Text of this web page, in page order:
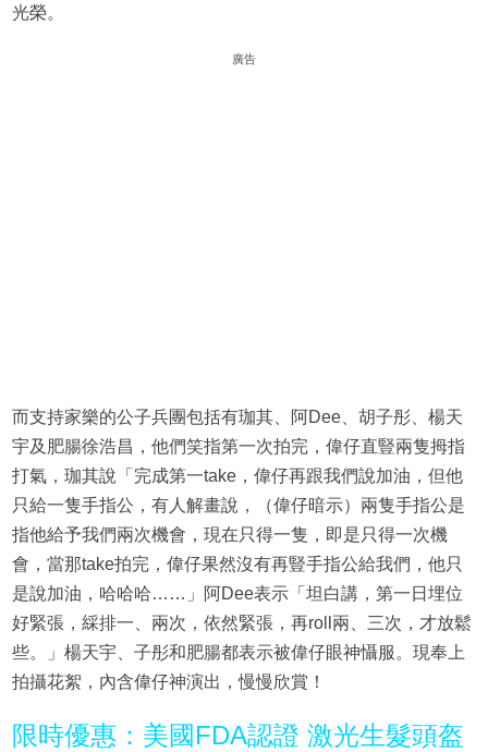
光榮。
廣告
而支持家樂的公子兵團包括有珈其、阿Dee、胡子彤、楊天
宇及肥腸徐浩昌，他們笑指第一次拍完，偉仔直豎兩隻拇指
打氣，珈其說「完成第一take，偉仔再跟我們說加油，但他
只給一隻手指公，有人解畫說，（偉仔暗示）兩隻手指公是
指他給予我們兩次機會，現在只得一隻，即是只得一次機
會，當那take拍完，偉仔果然沒有再豎手指公給我們，他只
是說加油，哈哈哈……」阿Dee表示「坦白講，第一日埋位
好緊張，綵排一、兩次，依然緊張，再roll兩、三次，才放鬆
些。」楊天宇、子彤和肥腸都表示被偉仔眼神懾服。現奉上
拍攝花絮，內含偉仔神演出，慢慢欣賞！
限時優惠：美國FDA認證 激光生髮頭盔